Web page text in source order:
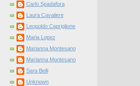
Carlo Spadafora
Laura Cavaliere
Leopoldo Capriglione
Maria Lopez
Marianna Montesano
Marianna Montesano
Sara Belli
Unknown